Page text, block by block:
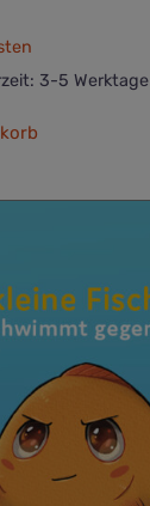
3-5 Werktage